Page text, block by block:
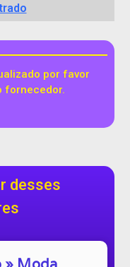
por favor
fornecedor.
desses